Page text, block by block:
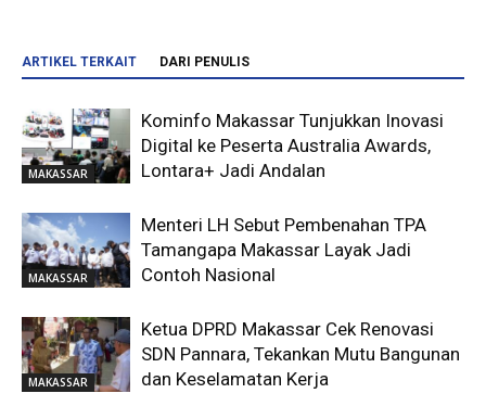
ARTIKEL TERKAIT DARI PENULIS
MAKASSAR
Kominfo Makassar Tunjukkan Inovasi
Digital ke Peserta Australia Awards,
Lontara+ Jadi Andalan
MAKASSAR
Menteri LH Sebut Pembenahan TPA
Tamangapa Makassar Layak Jadi
Contoh Nasional
MAKASSAR
Ketua DPRD Makassar Cek Renovasi
SDN Pannara, Tekankan Mutu Bangunan
dan Keselamatan Kerja